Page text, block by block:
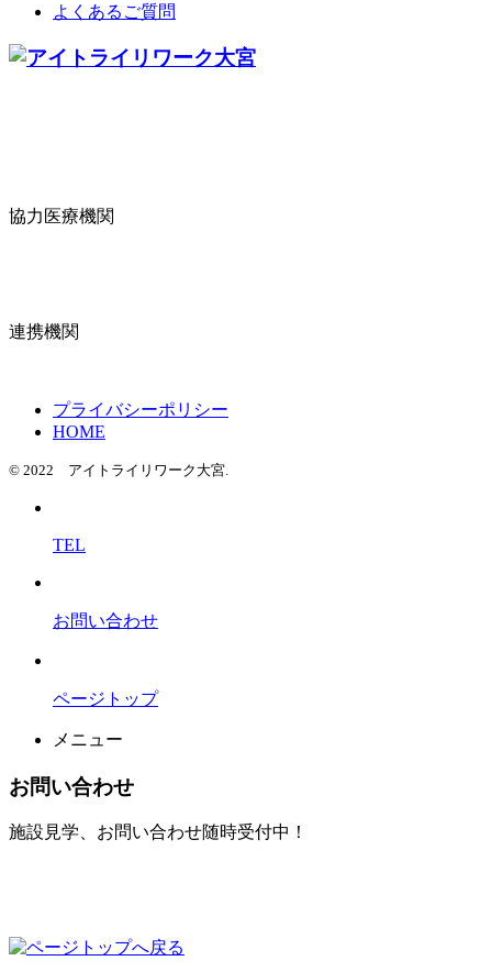
よくあるご質問
協力医療機関
連携機関
プライバシーポリシー
HOME
© 2022 アイトライリワーク大宮.
TEL
お問い合わせ
ページトップ
メニュー
お問い合わせ
施設見学、お問い合わせ随時受付中！